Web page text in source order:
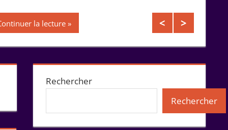
la lecture
Rechercher
Rechercher